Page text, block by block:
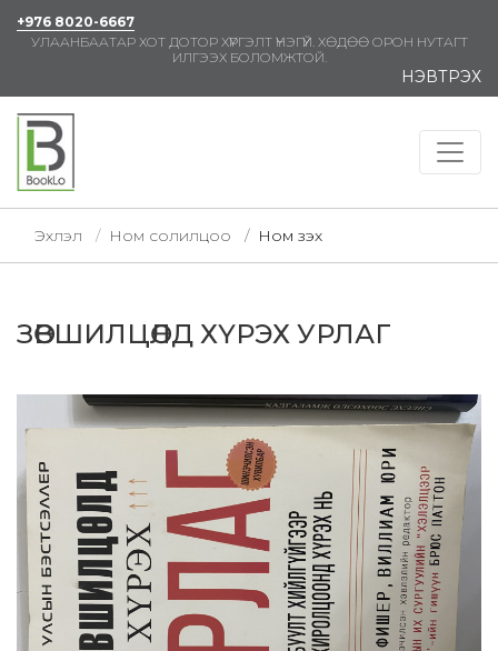
+976 8020-6667
УЛААНБААТАР ХОТ ДОТОР ХҮРГЭЛТ ҮНЭГҮЙ. ХӨДӨӨ ОРОН НУТАГТ
ИЛГЭЭХ БОЛОМЖТОЙ.
НЭВТРЭХ
Эхлэл Ном солилцоо Ном үзэх
ЗӨВШИЛЦӨЛД ХҮРЭХ УРЛАГ